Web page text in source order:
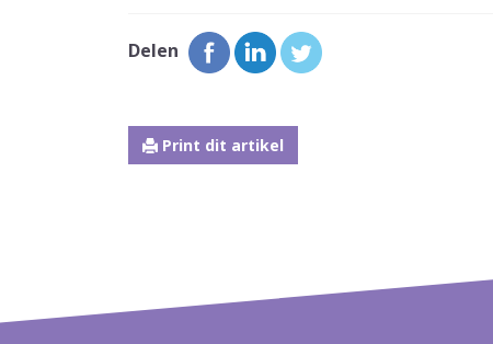
Delen
Print dit artikel